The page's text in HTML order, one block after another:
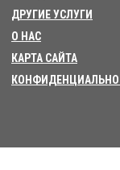
ДРУГИЕ УСЛУГИ
О НАС
КАРТА САЙТА